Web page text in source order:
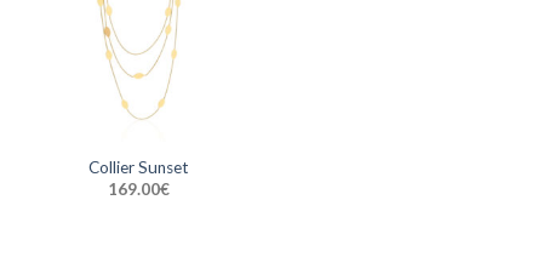
Collier Sunset
169.00€